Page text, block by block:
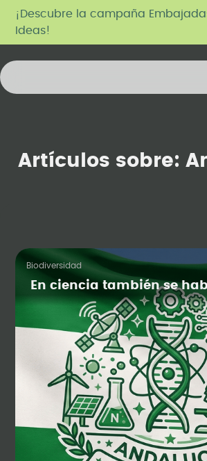
¡Descubre la campaña
Ideas!
Artículos sobre:
Biodiversidad
En ciencia también se